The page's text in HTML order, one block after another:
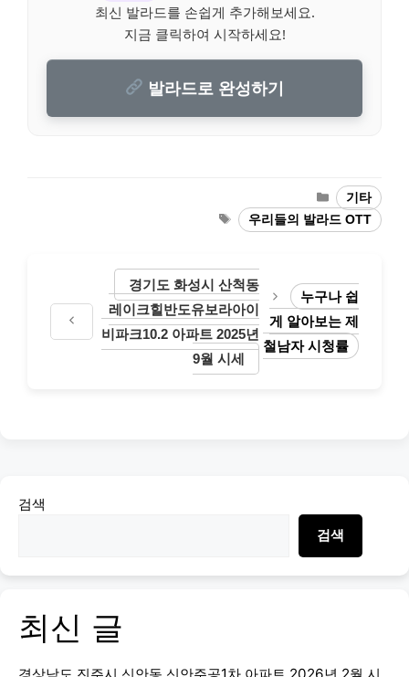
최신 발라드를 손쉽게 추가해보세요.
지금 클릭하여 시작하세요!
발라드로 완성하기
Categories
기타
Tags우리들의 발라드 OTT
경기도 화성시 산척동
레이크힐반도유보라아이
비파크10.2 아파트 2025년
9월 시세
누구나 쉽
게 알아보는 제
철남자 시청률
검색
검색
최신 글
경상남도 진주시 신안동 신안주공1차 아파트 2026년 2월 시